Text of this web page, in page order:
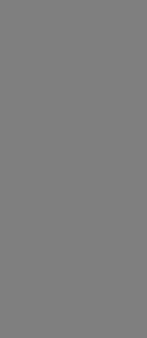
pris 21 999,00 kr